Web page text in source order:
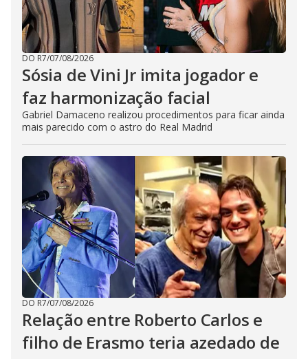
DO R7/07/08/2026
Sósia de Vini Jr imita jogador e
faz harmonização facial
Gabriel Damaceno realizou procedimentos para ficar ainda
mais parecido com o astro do Real Madrid
DO R7/07/08/2026
Relação entre Roberto Carlos e
filho de Erasmo teria azedado de